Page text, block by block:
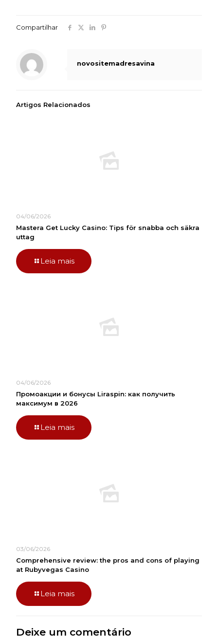
Compartilhar
novositemadresavina
Artigos Relacionados
04/06/2026
Mastera Get Lucky Casino: Tips för snabba och säkra
uttag
Leia mais
04/06/2026
Промоакции и бонусы Liraspin: как получить
максимум в 2026
Leia mais
03/06/2026
Comprehensive review: the pros and cons of playing
at Rubyvegas Casino
Leia mais
Deixe um comentário